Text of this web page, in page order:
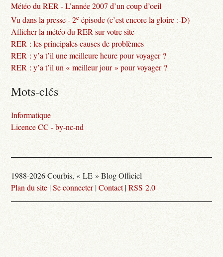
Météo du RER - L’année 2007 d’un coup d’oeil
Vu dans la presse - 2e épisode (c’est encore la gloire :-D)
Afficher la météo du RER sur votre site
RER : les principales causes de problèmes
RER : y’a t’il une meilleure heure pour voyager ?
RER : y’a t’il un « meilleur jour » pour voyager ?
Mots-clés
Informatique
Licence CC - by-nc-nd
1988-2026 Courbis, « LE » Blog Officiel
Plan du site |Se connecter|Contact|RSS 2.0